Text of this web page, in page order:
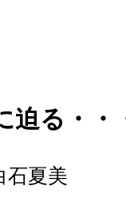
迫る・
美